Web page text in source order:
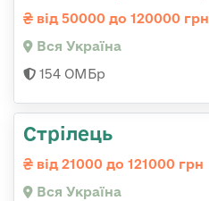
від 50000 до 120000 грн
Вся Україна
154 ОМБр
Стрілець
від 21000 до 121000 грн
Вся Україна